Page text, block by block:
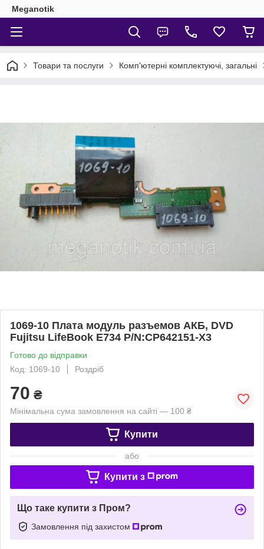
Meganotik
Товари та послуги Комп'ютерні комплектуючі, загальні
1069-10 Плата модуль разъемов АКБ, DVD
Fujitsu LifeBook E734 P/N:CP642151-X3
Готово до відправки
Код: 1069-10
Роздріб
70 ₴
Мінімальна сума замовлення на сайті — 100 ₴
Купити
або
Купити з
Що таке купити з Пром?
Замовлення під захистом